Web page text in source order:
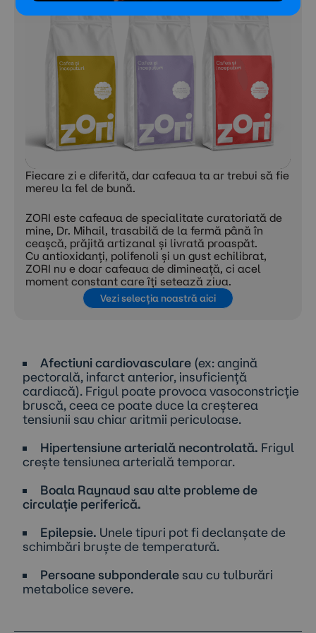
Fiecare zi e diferită, dar cafeaua ta ar trebui să fie
mereu la fel de bună.
ZORI este cafeaua de specialitate curatoriată de
mine, Dr. Mihail, trasabilă de la fermă până în
ceașcă, prăjită artizanal și livrată proaspăt.
Cu antioxidanți, polifenoli și un gust echilibrat,
ZORI nu e doar cafeaua de dimineață, ci acel
moment constant care îți setează ziua.
Vezi selecția noastră aici
Afectiuni cardiovasculare (ex: angină
pectorală, infarct anterior, insuficiență
cardiacă). Frigul poate provoca vasoconstricție
bruscă, ceea ce poate duce la creșterea
tensiunii sau chiar aritmii periculoase.
Hipertensiune arterială necontrolată. Frigul
crește tensiunea arterială temporar.
Boala Raynaud sau alte probleme de
circulație periferică.
Epilepsie. Unele tipuri pot fi declanșate de
schimbări bruște de temperatură.
Persoane subponderale sau cu tulburări
metabolice severe.